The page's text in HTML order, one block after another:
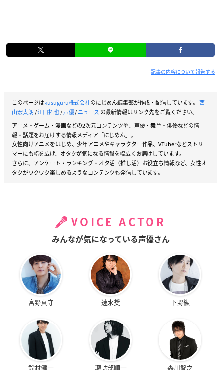
記事の内容について報告する
このページはkusuguru株式会社のにじめん編集部が作成・配信しています。 西
山宏太朗/江口拓也/声優/ニュース の最新情報はリンク先をご覧ください。
アニメ・ゲーム・漫画などの2次元コンテンツや、声優・舞台・俳優などの情
報・話題をお届けする情報メディア「にじめん」。
女性向けアニメをはじめ、少年アニメやキャラクター作品、VTuberなどストリー
マーにも幅を広げ、オタクが気になる情報を幅広くお届けしています。
さらに、アンケート・ランキング・オタ活（推し活）お役立ち情報など、女性オ
タクがワクワク楽しめるようなコンテンツも発信しています。
VOICE ACTOR
みんなが気になっている声優さん
宮野真守 速水奨 下野紘
鈴村健一 諏訪部順一 森川智之